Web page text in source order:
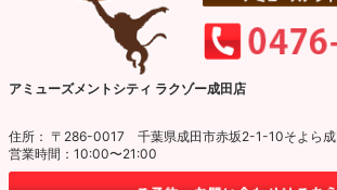
アミューズメントシティ ラクゾー成田店
住所： 〒286-0017 千葉県成田市赤坂2-1-10そよら成
営業時間：10:00〜21:00